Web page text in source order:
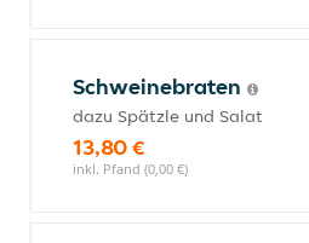
Schweinebraten
dazu Spätzle und Salat
13,80 €
inkl. Pfand (0,00 €)